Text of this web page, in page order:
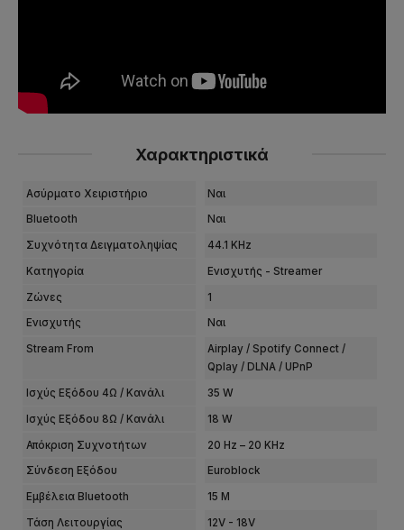
Χαρακτηριστικά
Ασύρματο Χειριστήριο Ναι
Bluetooth Ναι
Συχνότητα Δειγματοληψίας 44.1 KHz
Κατηγορία Ενισχυτής - Streamer
Ζώνες 1
Ενισχυτής Ναι
Stream From
Airplay / Spotify Connect /
Qplay / DLNA / UPnP
Ισχύς Εξόδου 4Ω / Κανάλι 35 W
Ισχύς Εξόδου 8Ω / Κανάλι 18 W
Απόκριση Συχνοτήτων 20 Hz – 20 KHz
Σύνδεση Εξόδου Euroblock
Εμβέλεια Bluetooth 15 M
Τάση Λειτουργίας 12V - 18V